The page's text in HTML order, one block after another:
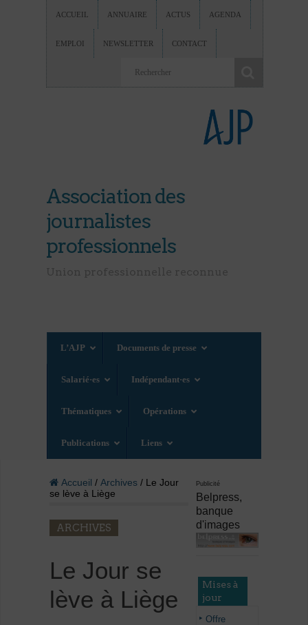
ACCUEIL ANNUAIRE ACTUS AGENDA
EMPLOI NEWSLETTER CONTACT
Association des
journalistes
professionnels
L’AJP Documents de presse
Salarié·es Indépendant·es
Thématiques Opérations
Publications Liens
Accueil / Archives/ Le Jour
se lève à Liège
ARCHIVES
Le Jour se
lève à Liège
Publicité
Belpress,
banque
d'images
Mises à
jour
Offre